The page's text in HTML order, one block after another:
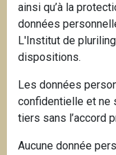
ainsi qu’à la
données
L'Institut de
dispositions.
Les données
confidentielle et ne
tiers sans l’accord
Aucune donnée